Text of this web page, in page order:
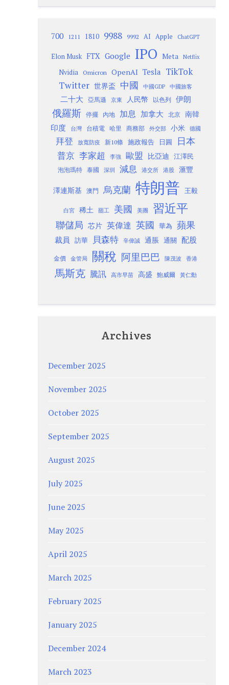
700 1211 1810 9988 9992 AI Apple ChatGPT
Elon Musk FTX Google IPO Meta Netflix
Nvidia Omicron OpenAI Tesla TikTok
Twitter 世界盃 中國 中國GDP 中國旅客
二十大 亞馬遜 京東 人民幣 以色列 伊朗
俄羅斯 停擺 內地 加息 加拿大 北京
南韓
印度
台灣 台積電 哈里 商務部 外交部 小米 德國
拜登 放寬防疫 新10條 施政報告 日圓 日本
普京 李家超 李強 歐盟 比亞迪 江澤民
泡泡瑪特 泰國 深圳 減息 港交所 港股 滙豐
澤連斯基 澳門 烏克蘭 特朗普 王毅
白宮 稀土 罷工 美國 美團 習近平
聯儲局 芯片 英偉達 英國 華為 蘋果
裁員 訪華 貝森特 辛偉誠 通脹 通關 配股
金價 金管局 關稅 阿里巴巴 陳茂波 香港
馬斯克 騰訊 高市早苗 高盛 鮑威爾 黃仁勳
Archives
December 2025
November 2025
October 2025
September 2025
August 2025
July 2025
June 2025
May 2025
April 2025
March 2025
February 2025
January 2025
December 2024
March 2023